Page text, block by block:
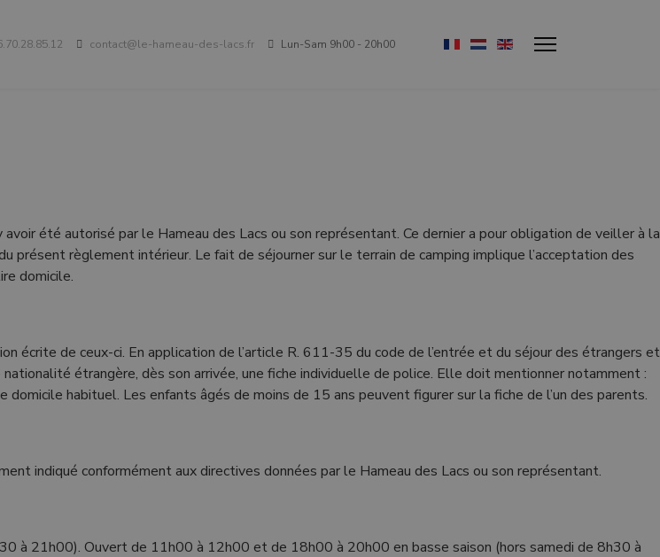
contact@le-hameau-des-lacs.fr Lun-Sam 9h00 - 20h00
Sélectionnez votre langue
été autorisé par le Hameau des Lacs ou son représentant. Ce dernier a pour obligation de veiller à la
présent règlement intérieur. Le fait de séjourner sur le terrain de camping implique l’acceptation des
domicile.
écrite de ceux-ci. En application de l’article R. 611-35 du code de l’entrée et du séjour des étrangers et
étrangère, dès son arrivée, une fiche individuelle de police. Elle doit mentionner notamment :
habituel. Les enfants âgés de moins de 15 ans peuvent figurer sur la fiche de l’un des parents.
indiqué conformément aux directives données par le Hameau des Lacs ou son représentant.
à 21h00). Ouvert de 11h00 à 12h00 et de 18h00 à 20h00 en basse saison (hors samedi de 8h30 à